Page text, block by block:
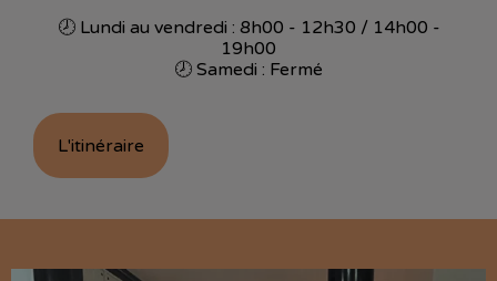
🕗 Lundi au vendredi : 8h00 - 12h30 / 14h00 -
19h00
🕗 Samedi : Fermé
L'itinéraire